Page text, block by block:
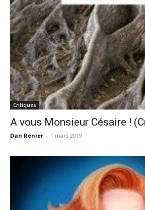
Critiques
A vous Monsieur Césaire !
Dan Renier - 1 mars 2019